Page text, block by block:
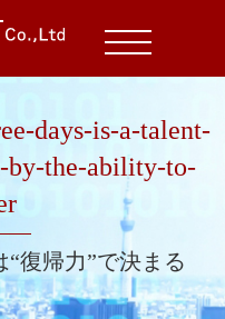
days-is-a-talent-
by-the-ability-to-
復帰力”で決まる